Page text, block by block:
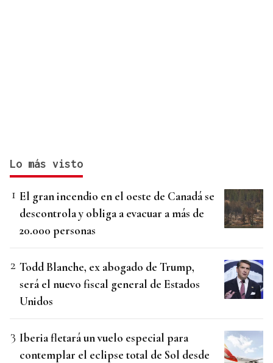
Lo más visto
El gran incendio en el oeste de Canadá se
descontrola y obliga a evacuar a más de
20.000 personas
Todd Blanche, ex abogado de Trump,
será el nuevo fiscal general de Estados
Unidos
Iberia fletará un vuelo especial para
contemplar el eclipse total de Sol desde